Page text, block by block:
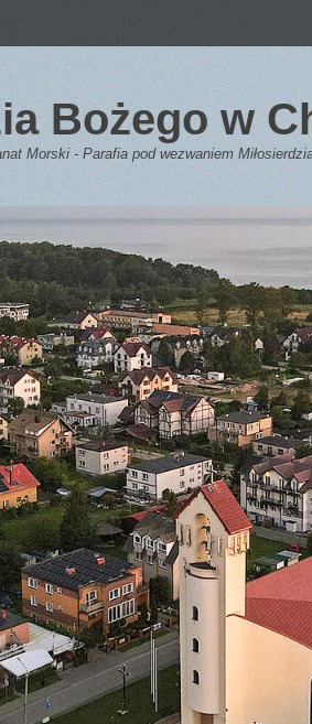
Bożego w
Morski - Parafia pod wezwaniem